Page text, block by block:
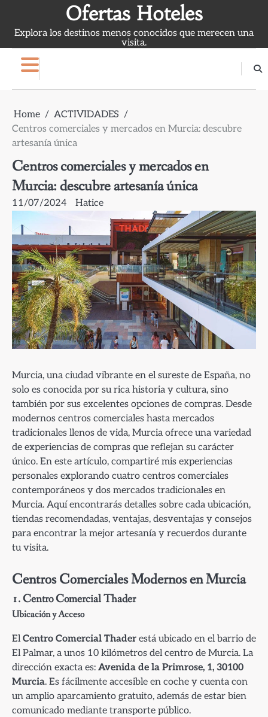
content
Ofertas Hoteles
Explora los destinos menos conocidos que merecen una
visita.
Home
ACTIVIDADES
Centros comerciales y mercados en Murcia: descubre
artesanía única
Centros comerciales y mercados en
Murcia: descubre artesanía única
11/07/2024 Hatice
Murcia, una ciudad vibrante en el sureste de España, no
solo es conocida por su rica historia y cultura, sino
también por sus excelentes opciones de compras. Desde
modernos centros comerciales hasta mercados
tradicionales llenos de vida, Murcia ofrece una variedad
de experiencias de compras que reflejan su carácter
único. En este artículo, compartiré mis experiencias
personales explorando cuatro centros comerciales
contemporáneos y dos mercados tradicionales en
Murcia. Aquí encontrarás detalles sobre cada ubicación,
tiendas recomendadas, ventajas, desventajas y consejos
para encontrar la mejor artesanía y recuerdos durante
tu visita.
Centros Comerciales Modernos en Murcia
1.Centro Comercial Thader
Ubicación y Acceso
ElCentro Comercial Thader está ubicado en el barrio de
El Palmar, a unos 10 kilómetros del centro de Murcia. La
dirección exacta es: Avenida de la Primrose, 1, 30100
Murcia. Es fácilmente accesible en coche y cuenta con
un amplio aparcamiento gratuito, además de estar bien
comunicado mediante transporte público.